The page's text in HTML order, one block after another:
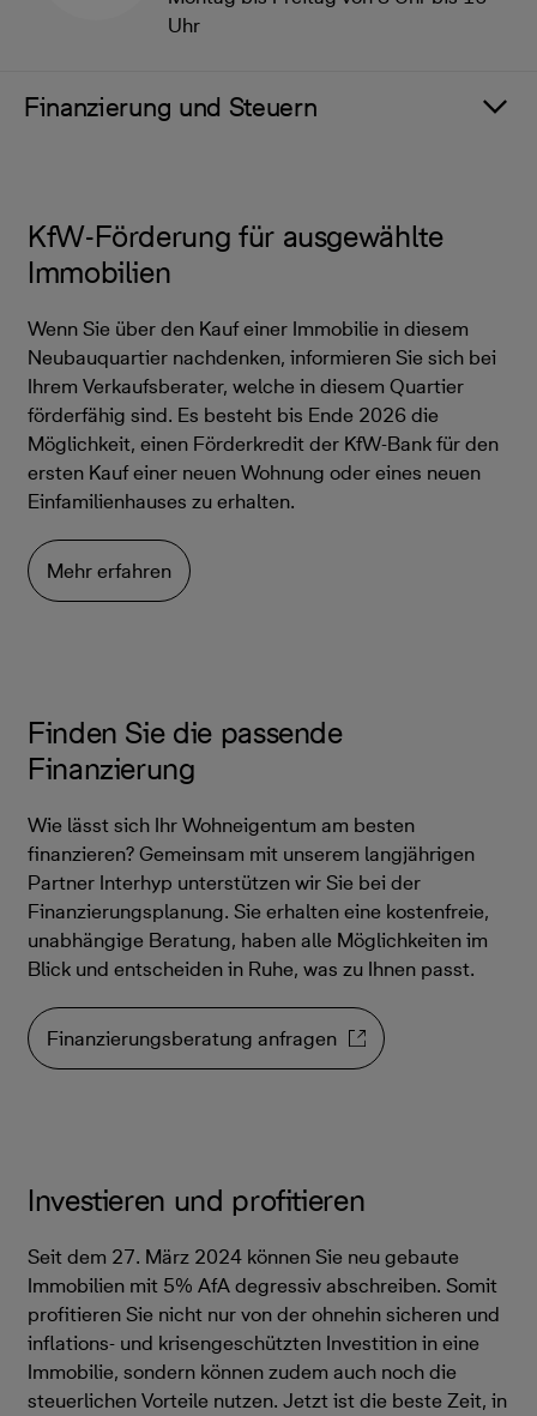
Uhr
Finanzierung und Steuern
KfW-Förderung für ausgewählte
Immobilien
Wenn Sie über den Kauf einer Immobilie in diesem
Neubauquartier nachdenken, informieren Sie sich bei
Ihrem Verkaufsberater, welche in diesem Quartier
förderfähig sind. Es besteht bis Ende 2026 die
Möglichkeit, einen Förderkredit der KfW-Bank für den
ersten Kauf einer neuen Wohnung oder eines neuen
Einfamilienhauses zu erhalten.
Mehr erfahren
Finden Sie die passende
Finanzierung
Wie lässt sich Ihr Wohneigentum am besten
finanzieren? Gemeinsam mit unserem langjährigen
Partner Interhyp unterstützen wir Sie bei der
Finanzierungsplanung. Sie erhalten eine kostenfreie,
unabhängige Beratung, haben alle Möglichkeiten im
Blick und entscheiden in Ruhe, was zu Ihnen passt.
Finanzierungsberatung anfragen
Investieren und profitieren
Seit dem 27. März 2024 können Sie neu gebaute
Immobilien mit 5% AfA degressiv abschreiben. Somit
profitieren Sie nicht nur von der ohnehin sicheren und
inflations- und krisengeschützten Investition in eine
Immobilie, sondern können zudem auch noch die
steuerlichen Vorteile nutzen. Jetzt ist die beste Zeit, in